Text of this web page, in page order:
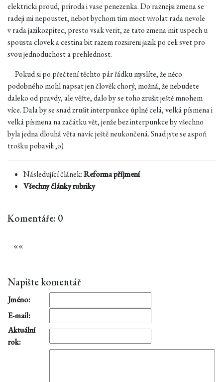
elektricki proud, priroda i vase penezenka. Do raznejsi zmena se
radeji mi nepoustet, nebot bychom tim moct vivolat rada nevole
v rada jazikozpitec, presto vsak verit, ze tato zmena mit uspech u
spousta clovek a cestina bit razem rozsireni jazik po celi svet pro
svou jednoduchost a prehlednost.
Pokud si po přečtení těchto pár řádku myslíte, že něco
podobného mohl napsat jen člověk chorý, možná, že nebudete
daleko od pravdy, ale věřte, dalo by se toho zrušit ještě mnohem
více. Dala by se snad zrušit interpunkce úplně celá, velká písmena i
velká písmena na začátku vět, jenže bez interpunkce by všechno
byla jedna dlouhá věta navíc ještě neukončená. Snad jste se aspoň
trošku pobavili ;o)
Následující článek:Reforma příjmení
Všechny články rubriky
Komentáře: 0
««
Napište komentář
Jméno:
E-mail:
Aktuální
rok: